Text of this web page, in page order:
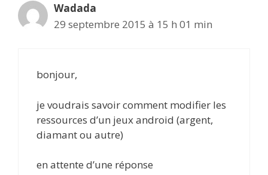
Wadada
29 septembre 2015 à 15 h 01 min
bonjour,
je voudrais savoir comment modifier les
ressources d’un jeux android (argent,
diamant ou autre)
en attente d’une réponse